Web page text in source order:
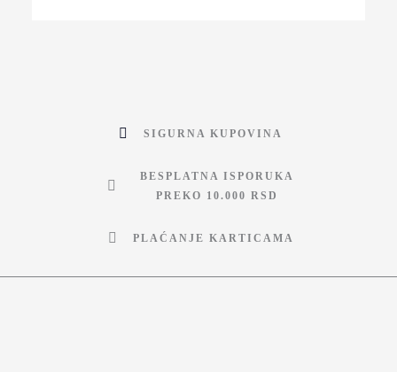
SIGURNA KUPOVINA
BESPLATNA ISPORUKA
PREKO 10.000 RSD
PLAĆANJE KARTICAMA